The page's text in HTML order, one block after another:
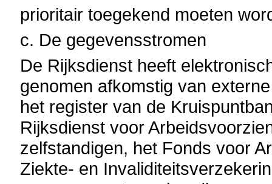
prioritair toegekend moeten
c. De gegevensstromen
De Rijksdienst heeft
genomen afkomstig van
het register van de
Rijksdienst voor
zelfstandigen, het Fonds voor
Ziekte- en